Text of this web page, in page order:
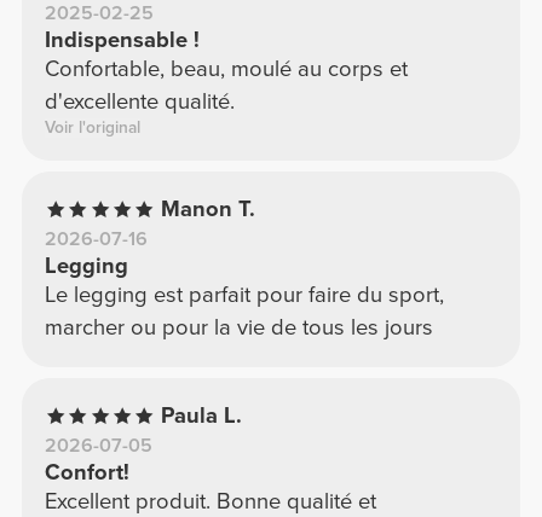
2025-02-25
Indispensable !
Confortable, beau, moulé au corps et
d'excellente qualité.
Voir l'original
Manon T.
2026-07-16
Legging
Le legging est parfait pour faire du sport,
marcher ou pour la vie de tous les jours
Paula L.
2026-07-05
Confort!
Excellent produit. Bonne qualité et